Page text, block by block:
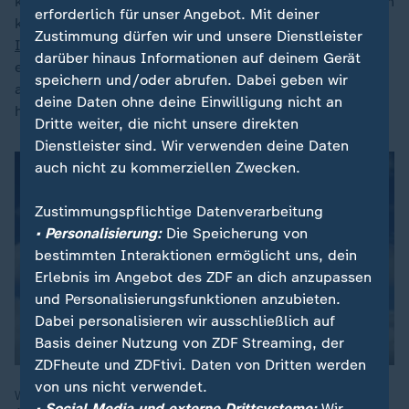
kann beispielsweise der Einsatz vonKünstlicher
Intelligenzzwar helfen, Energie intelligenter zu
erzeugen, zu verteilen und zu nutzen. In vielen
anderen Anwendungsbereichen sei sie jedoch mit sehr
hohem Strombedarf verbunden.
Weil ihr Energiebedarf wächst, setzen Google, Microsoft und
erforderlich für unser Angebot. Mit deiner
Zustimmung dürfen wir und unsere Dienstleister
darüber hinaus Informationen auf deinem Gerät
speichern und/oder abrufen. Dabei geben wir
deine Daten ohne deine Einwilligung nicht an
Dritte weiter, die nicht unsere direkten
Dienstleister sind. Wir verwenden deine Daten
auch nicht zu kommerziellen Zwecken.
Zustimmungspflichtige Datenverarbeitung
• Personalisierung:Die Speicherung von
bestimmten Interaktionen ermöglicht uns, dein
Erlebnis im Angebot des ZDF an dich anzupassen
und Personalisierungsfunktionen anzubieten.
Dabei personalisieren wir ausschließlich auf
Basis deiner Nutzung von ZDF Streaming, der
ZDFheute und ZDFtivi. Daten von Dritten werden
von uns nicht verwendet.